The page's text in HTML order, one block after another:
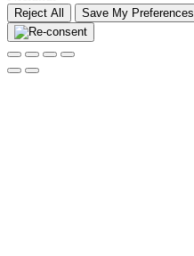
Reject All Save My Preferences